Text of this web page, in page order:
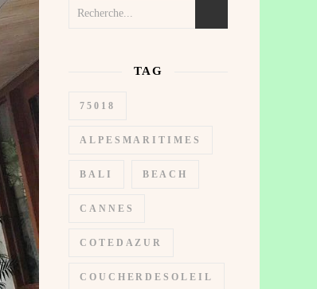
TAG
75018
ALPESMARITIMES
BALI BEACH
CANNES
COTEDAZUR
COUCHERDESOLEIL